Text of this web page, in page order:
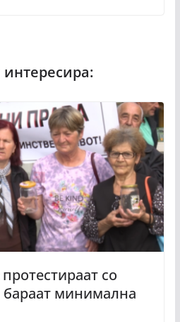
со
бараат минимална